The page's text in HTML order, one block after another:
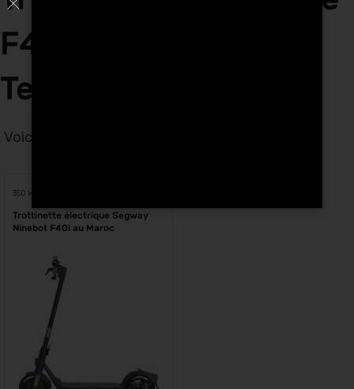
F40i Tech Hunters à
Tetouan
Voici le seul résultat
350 W
Trottinette électrique Segway
Ninebot F40i au Maroc